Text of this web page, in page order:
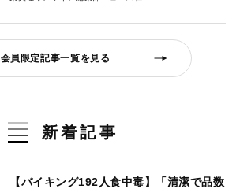
会員限定記事一覧を見る
新着記事
【バイキング192人食中毒】「清潔で品数